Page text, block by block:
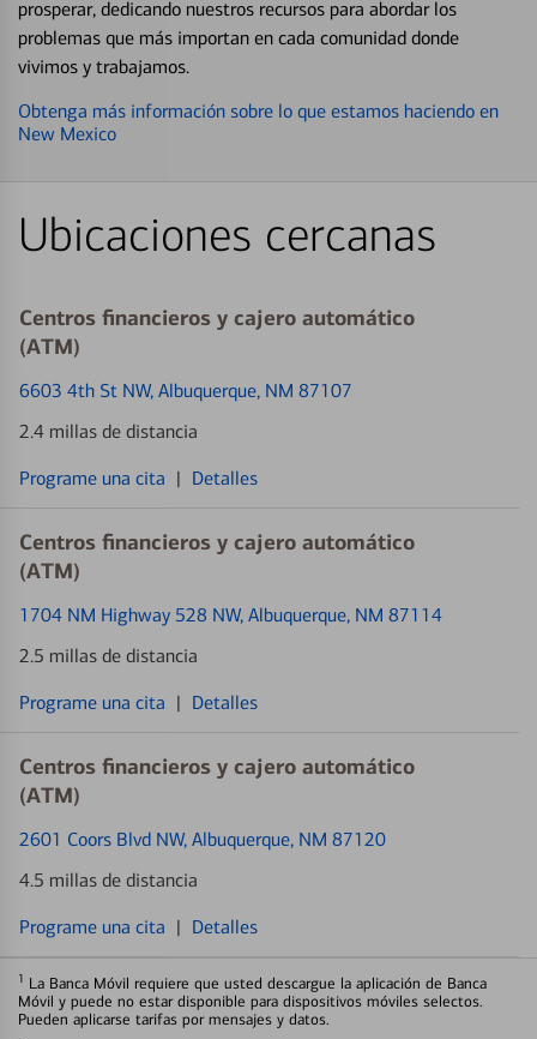
prosperar, dedicando nuestros recursos para abordar los
problemas que más importan en cada comunidad donde
vivimos y trabajamos.
Obtenga más información sobre lo que estamos haciendo en
New Mexico
Ubicaciones cercanas
Centros financieros y cajero automático
(ATM)
6603 4th St NW, Albuquerque, NM 87107
2.4 millas de distancia
Programe una cita | Detalles
Centros financieros y cajero automático
(ATM)
1704 NM Highway 528 NW, Albuquerque, NM 87114
2.5 millas de distancia
Programe una cita | Detalles
Centros financieros y cajero automático
(ATM)
2601 Coors Blvd NW, Albuquerque, NM 87120
4.5 millas de distancia
Programe una cita | Detalles
1 La Banca Móvil requiere que usted descargue la aplicación de Banca
Móvil y puede no estar disponible para dispositivos móviles selectos.
Pueden aplicarse tarifas por mensajes y datos.